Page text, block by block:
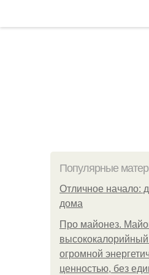
Популярные
Отличное начало:
дома
Про майонез.
высококалорийный
огромной
ценностью, без